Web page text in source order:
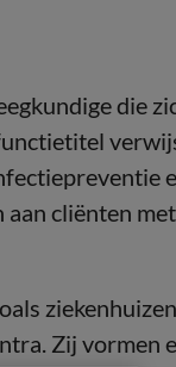
die
aan cliënten met
Zij vormen